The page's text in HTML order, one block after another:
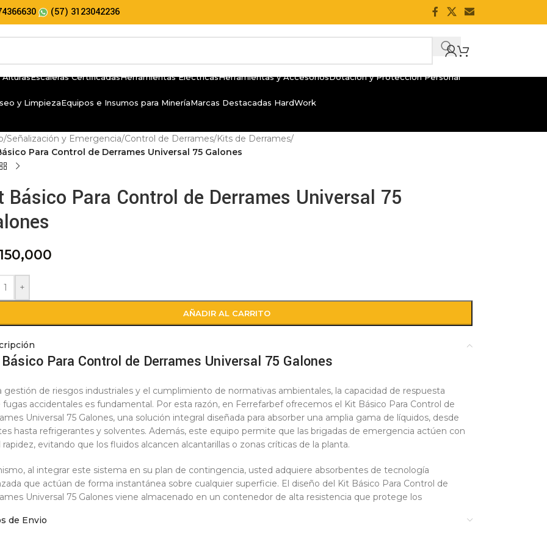
(57) 3123042236
Escaleras CertificadasHerramientas EléctricasHerramientas y AccesoriosDotación y Protección Personal
y LimpiezaEquipos e Insumos para MineríaMarcas Destacadas HardWork
/Señalización y Emergencia/Control de Derrames/Kits de Derrames/
Para Control de Derrames Universal 75 Galones
Básico Para Control de Derrames Universal 75
+
AÑADIR AL CARRITO
Para Control de Derrames Universal 75 Galones
gestión de riesgos industriales y el cumplimiento de normativas ambientales, la capacidad de respuesta
fugas accidentales es fundamental. Por esta razón, en Ferrefarbef ofrecemos el Kit Básico Para Control de
Universal 75 Galones, una solución integral diseñada para absorber una amplia gama de líquidos, desde
hasta refrigerantes y solventes. Además, este equipo permite que las brigadas de emergencia actúen con
evitando que los fluidos alcancen alcantarillas o zonas críticas de la planta.
al integrar este sistema en su plan de contingencia, usted adquiere absorbentes de tecnología
que actúan de forma instantánea sobre cualquier superficie. El diseño del Kit Básico Para Control de
Universal 75 Galones viene almacenado en un contenedor de alta resistencia que protege los
para almacenes, talleres y laboratorios que buscan un entorno de trabajo limpio y libre de riesgos de
de Envio